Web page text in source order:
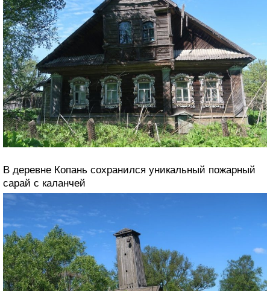
В деревне Копань сохранился уникальный пожарный
сарай с каланчей